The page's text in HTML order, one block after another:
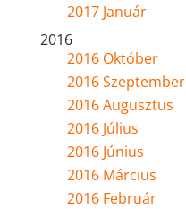
2017 Január
2016
2016 Október
2016 Szeptember
2016 Augusztus
2016 Július
2016 Június
2016 Március
2016 Február